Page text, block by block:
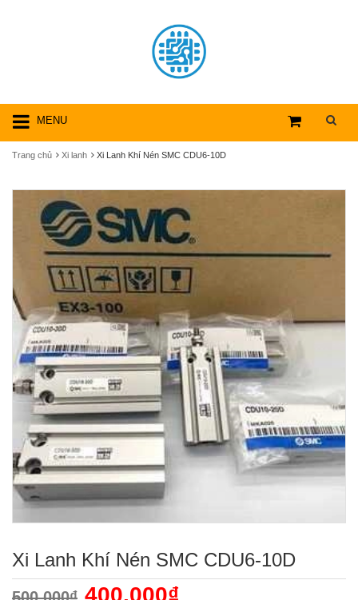
MENU
Trang chủ Xi lanh Xi Lanh Khí Nén SMC CDU6-10D
Xi Lanh Khí Nén SMC CDU6-10D
400.000₫